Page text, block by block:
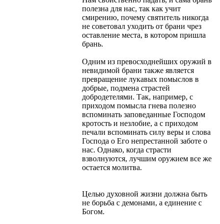
полезна для нас, так как учит
смирению, почему святитель никогда
не советовал уходить от брани чрез
оставление места, в котором пришла
брань.
Одним из превосходнейших оружий в
невидимой брани также является
превращение лукавых помыслов в
добрые, подмена страстей
добродетелями. Так, например, с
приходом помысла гнева полезно
вспоминать заповеданные Господом
кротость и незлобие, а с приходом
печали вспоминать силу веры и слова
Господа о Его непрестанной заботе о
нас. Однако, когда страсти
взволнуются, лучшим оружием все же
остается молитва.
Целью духовной жизни должна быть
не борьба с демонами, а единение с
Богом.